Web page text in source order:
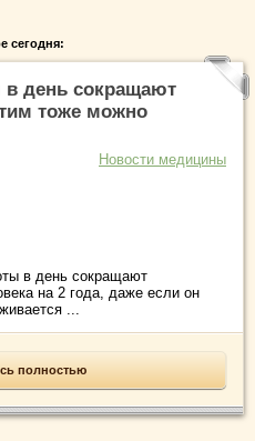
сегодня:
в день сокращают
тоже можно
Новости медицины
в день сокращают
на 2 года, даже если он
...
полностью